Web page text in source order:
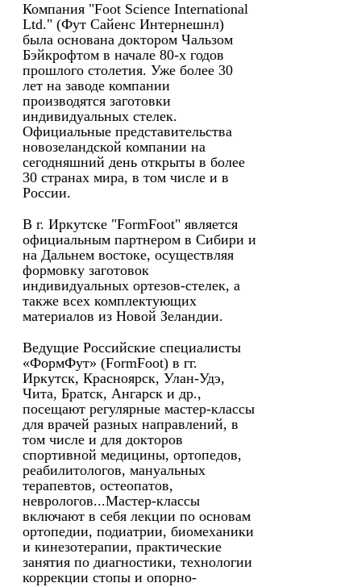
Компания "Foot Science International
Ltd." (Фут Сайенс Интернешнл)
была основана доктором Чальзом
Бэйкрофтом в начале 80-х годов
прошлого столетия. Уже более 30
лет на заводе компании
производятся заготовки
индивидуальных стелек.
Официальные представительства
новозеландской компании на
сегодняшний день открыты в более
30 странах мира, в том числе и в
России.
В г. Иркутске "FormFoot" является
официальным партнером в Сибири и
на Дальнем востоке, осуществляя
формовку заготовок
индивидуальных ортезов-стелек, а
также всех комплектующих
материалов из Новой Зеландии.
Ведущие Российские специалисты
«ФормФут» (FormFoot) в гг.
Иркутск, Красноярск, Улан-Удэ,
Чита, Братск, Ангарск и др.,
посещают регулярные мастер-классы
для врачей разных направлений, в
том числе и для докторов
спортивной медицины, ортопедов,
реабилитологов, мануальных
терапевтов, остеопатов,
неврологов...Мастер-классы
включают в себя лекции по основам
ортопедии, подиатрии, биомеханики
и кинезотерапии, практические
занятия по диагностики, технологии
коррекции стопы и опорно-